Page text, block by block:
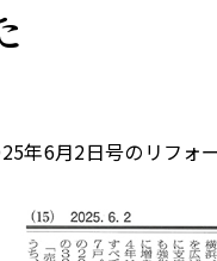
年6月2日号のリフォ